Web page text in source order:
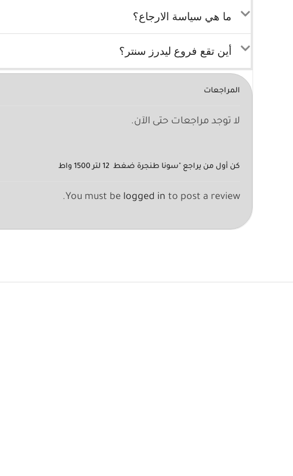
ما هي سياسة الارجاع؟
أين تقع فروع ليدرز سنتر؟
المراجعات
لا توجد مراجعات حتى الآن.
كن أول من يراجع "سونا طنجرة ضغط 12 لتر 1500 واط
You must be logged in to post a review.